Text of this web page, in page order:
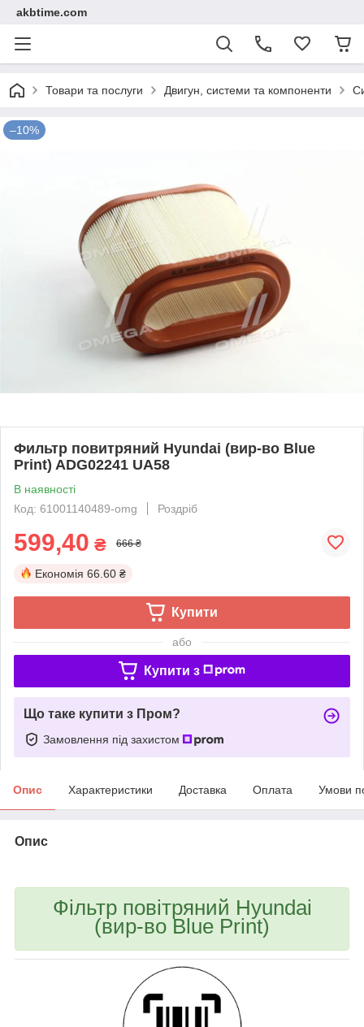
akbtime.com
Товари та послуги Двигун, системи та компоненти
–10%
Фильтр повитряний Hyundai (вир-во Blue
Print) ADG02241 UA58
В наявності
Код: 61001140489-omg
Роздріб
599,40 ₴ 666 ₴
Економія 66.60 ₴
Купити
або
Купити з
Що таке купити з Пром?
Замовлення під захистом
Опис Характеристики Доставка Оплата Умови
Опис
Фільтр повітряний Hyundai
(вир-во Blue Print)